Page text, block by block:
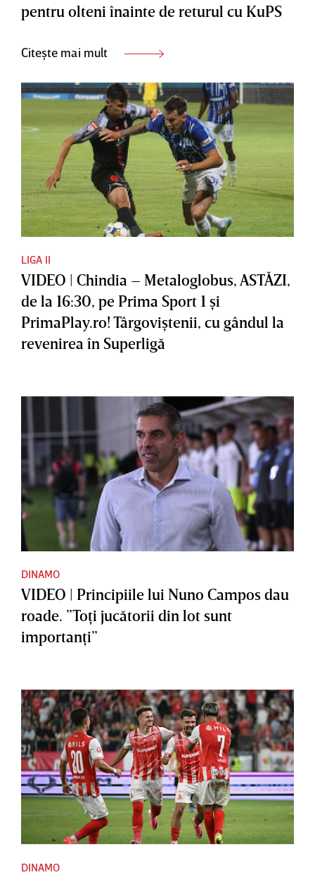
pentru olteni înainte de returul cu KuPS
Citește mai mult
LIGA II
VIDEO | Chindia – Metaloglobus, ASTĂZI,
de la 16:30, pe Prima Sport 1 şi
PrimaPlay.ro! Târgoviştenii, cu gândul la
revenirea în Superligă
DINAMO
VIDEO | Principiile lui Nuno Campos dau
roade. ”Toţi jucătorii din lot sunt
importanţi”
DINAMO